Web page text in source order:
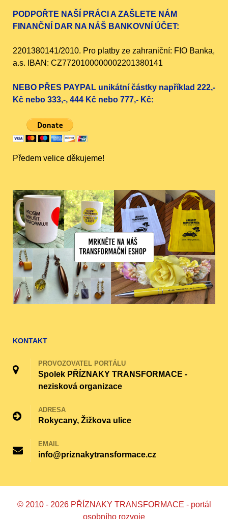
PODPOŘTE NAŠÍ PRÁCI A ZAŠLETE NÁM
FINANČNÍ DAR NA NÁŠ BANKOVNÍ ÚČET:
2201380141/2010. Pro platby ze zahraniční: FIO Banka,
a.s. IBAN: CZ7720100000002201380141
NEBO PŘES PAYPAL unikátní částky například 222,-
Kč nebo 333,-, 444 Kč nebo 777,- Kč:
Předem velice děkujeme!
KONTAKT
PROVOZOVATEL PORTÁLU
Spolek PŘÍZNAKY TRANSFORMACE -
nezisková organizace
ADRESA
Rokycany, Žižkova ulice
EMAIL
info@priznakytransformace.cz
© 2010 - 2026 PŘÍZNAKY TRANSFORMACE - portál
osobního rozvoje